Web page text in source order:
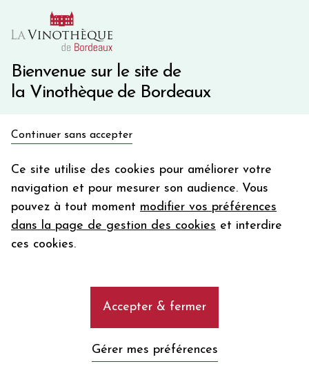
Bienvenue sur le site de
la Vinothèque de Bordeaux
Continuer sans accepter
Ce site utilise des cookies pour améliorer votre
navigation et pour mesurer son audience. Vous
pouvez à tout moment modifier vos préférences
dans la page de gestion des cookies et interdire
ces cookies.
Accepter & fermer
Gérer mes préférences
10€ de remise immédiate sur votre première commande
Une question ?
en bon d'achat
Votre
email
En m’abonnant, j’accepte de recevoir la newsletter de la